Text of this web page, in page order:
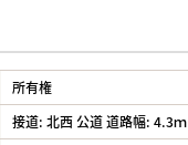
所有権
接道: 北西 公道 道路幅: 4.3ｍ